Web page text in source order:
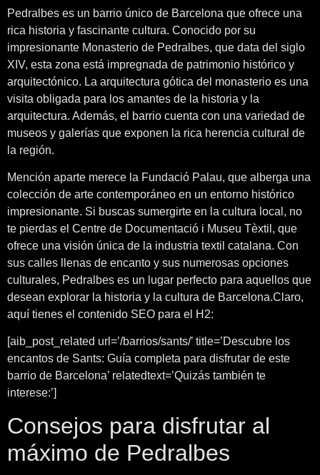
Pedralbes es un barrio único de Barcelona que ofrece una
rica historia y fascinante cultura. Conocido por su
impresionante Monasterio de Pedralbes, que data del siglo
XIV, esta zona está impregnada de patrimonio histórico y
arquitectónico. La arquitectura gótica del monasterio es una
visita obligada para los amantes de la historia y la
arquitectura. Además, el barrio cuenta con una variedad de
museos y galerías que exponen la rica herencia cultural de
la región.
Mención aparte merece la Fundació Palau, que alberga una
colección de arte contemporáneo en un entorno histórico
impresionante. Si buscas sumergirte en la cultura local, no
te pierdas el Centre de Documentació i Museu Tèxtil, que
ofrece una visión única de la industria textil catalana. Con
sus calles llenas de encanto y sus numerosas opciones
culturales, Pedralbes es un lugar perfecto para aquellos que
desean explorar la historia y la cultura de Barcelona.Claro,
aquí tienes el contenido SEO para el H2:
[aib_post_related url=’/barrios/sants/’ title=’Descubre los
encantos de Sants: Guía completa para disfrutar de este
barrio de Barcelona’ relatedtext=’Quizás también te
interese:’]
Consejos para disfrutar al
máximo de Pedralbes